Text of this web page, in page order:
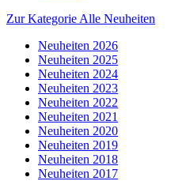
Zur Kategorie Alle Neuheiten
Neuheiten 2026
Neuheiten 2025
Neuheiten 2024
Neuheiten 2023
Neuheiten 2022
Neuheiten 2021
Neuheiten 2020
Neuheiten 2019
Neuheiten 2018
Neuheiten 2017